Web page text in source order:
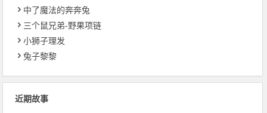
中了魔法的奔奔兔
三个鼠兄弟-野果项链
小狮子理发
兔子黎黎
近期故事